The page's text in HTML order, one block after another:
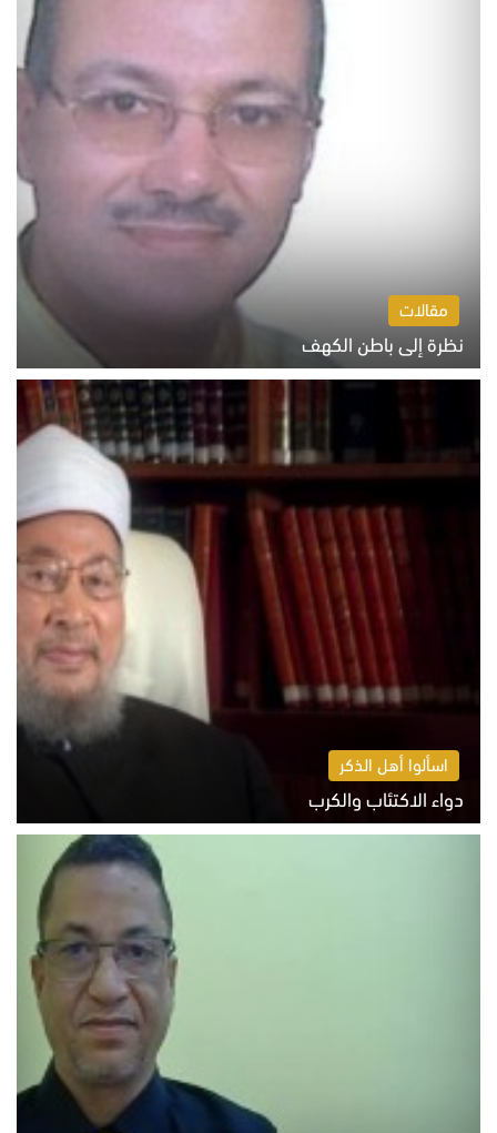
مقالات
نظرة إلى باطن الكهف
السبت 8 أغسطس 2026 11:04 ص
اسألوا أهل الذكر
دواء الاكتئاب والكرب
السبت 8 أغسطس 2026 10:54 ص